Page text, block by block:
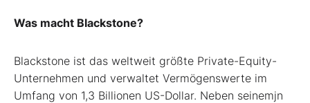
Was macht Blackstone?
Blackstone ist das weltweit größte Private-Equity-
Unternehmen und verwaltet Vermögenswerte im
Umfang von 1,3 Billionen US-Dollar. Neben seinemjn